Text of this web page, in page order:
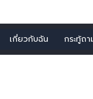
เกี่ยวกับฉัน กระทู้ถ